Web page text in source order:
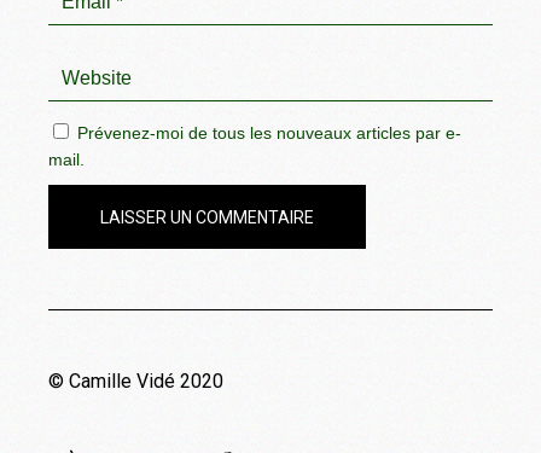
Prévenez-moi de tous les nouveaux articles par e-
mail.
LAISSER UN COMMENTAIRE
© Camille Vidé 2020